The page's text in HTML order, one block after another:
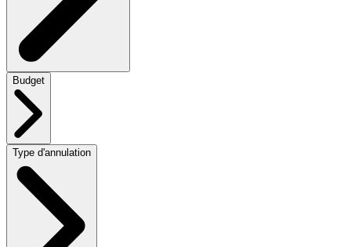
Budget
Type d'annulation